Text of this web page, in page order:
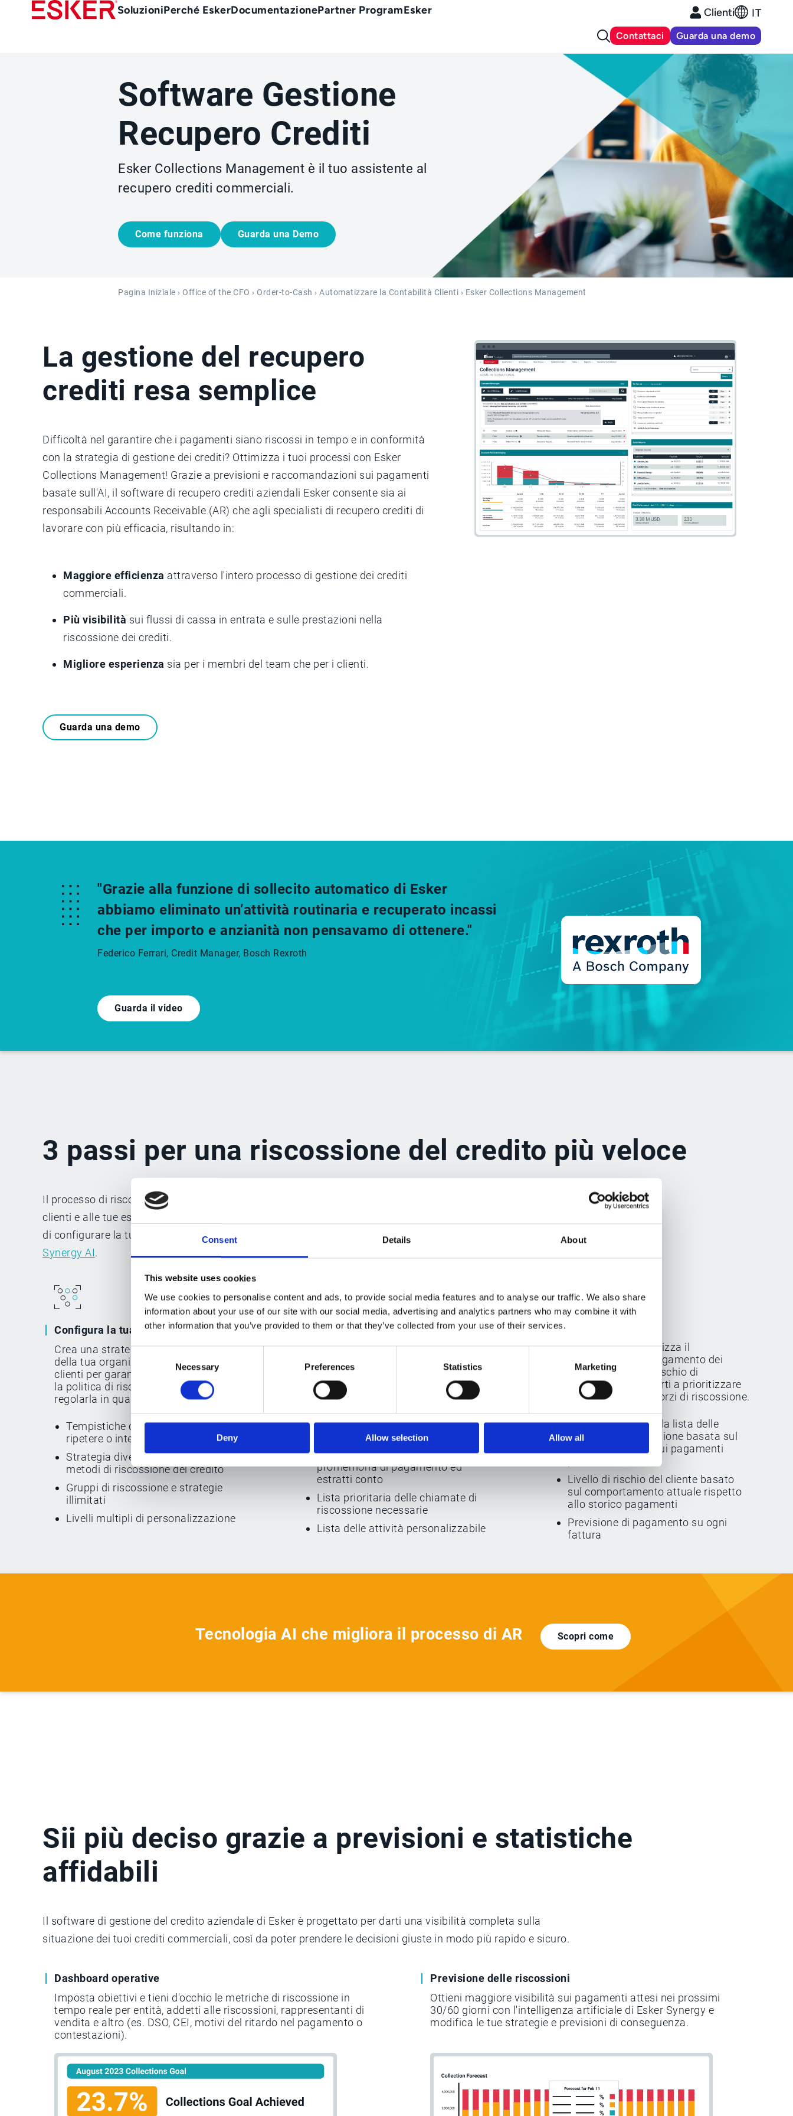
Consent Details About
This website uses cookies
We use cookies to personalise content and ads, to provide social media features and to analyse our traffic. We also share
information about your use of our site with our social media, advertising and analytics partners who may combine it with
other information that you’ve provided to them or that they’ve collected from your use of their services.
Selection
Necessary Preferences Statistics Marketing
Deny Allow selection Allow all
Main
SoluzioniPerché EskerDocumentazionePartner ProgramEsker Clienti IT
Contattaci Guarda una demo
Software Gestione
Recupero Crediti
Esker Collections Management è il tuo assistente al
recupero crediti commerciali.
Come funziona Guarda una Demo
Pagina Iniziale › Office of the CFO › Order-to-Cash › Automatizzare la Contabilità Clienti › Esker Collections Management
La gestione del recupero
crediti resa semplice
Difficoltà nel garantire che i pagamenti siano riscossi in tempo e in conformità
con la strategia di gestione dei crediti? Ottimizza i tuoi processi con Esker
Collections Management! Grazie a previsioni e raccomandazioni sui pagamenti
basate sull'AI, il software di recupero crediti aziendali Esker consente sia ai
responsabili Accounts Receivable (AR) che agli specialisti di recupero crediti di
lavorare con più efficacia, risultando in:
Maggiore efficienza attraverso l'intero processo di gestione dei crediti
commerciali.
Più visibilità sui flussi di cassa in entrata e sulle prestazioni nella
riscossione dei crediti.
Migliore esperienza sia per i membri del team che per i clienti.
Guarda una demo
"Grazie alla funzione di sollecito automatico di Esker
abbiamo eliminato un’attività routinaria e recuperato incassi
che per importo e anzianità non pensavamo di ottenere."
Federico Ferrari, Credit Manager, Bosch Rexroth
Guarda il video
3 passi per una riscossione del credito più veloce
Il processo di riscossione del credito più efficiente è quello che si adatta alla tua organizzazione, ai tuoi
clienti e alle tue esigenze uniche. Ecco perché il software di gestione del recupero crediti di Esker ti consente
di configurare la tua strategia e automatizzare le attività grazie alle previsioni e ai suggerimenti di
Synergy AI.
Configura la tua strategia
Crea una strategia in base alle esigenze
della tua organizzazione e ai profili dei
clienti per garantire la conformità con
la politica di riscossione del credito e
regolarla in qualsiasi momento.
Tempistiche configurabili per iniziare,
ripetere o interrompere le azioni
Strategia diversificata con molteplici
metodi di riscossione del credito
Gruppi di riscossione e strategie
illimitati
Livelli multipli di personalizzazione
Automatizza e assicura il tuo
processo di gestione recupero crediti
Esker Collections Management
automatizza le attività di riscossione
del credito di basso valore, per dare al
team il tempo per concentrarsi sui
clienti rischiosi o su compiti di
maggiore valore.
Consegna automatica di
promemoria di pagamento ed
estratti conto
Lista prioritaria delle chiamate di
riscossione necessarie
Lista delle attività personalizzabile
Fatti aiutare dall'AI!
Esker Synergy AIanalizza il
comportamento di pagamento dei
clienti per stimare il rischio di
inadempienza e aiutarti a prioritizzare
di conseguenza gli sforzi di riscossione.
Prioritizzazione della lista delle
chiamate di riscossione basata sul
livello di rischio e sui pagamenti
Livello di rischio del cliente basato
sul comportamento attuale rispetto
allo storico pagamenti
Previsione di pagamento su ogni
fattura
Tecnologia AI che migliora il processo di AR Scopri come
Sii più deciso grazie a previsioni e statistiche
affidabili
Il software di gestione del credito aziendale di Esker è progettato per darti una visibilità completa sulla
situazione dei tuoi crediti commerciali, così da poter prendere le decisioni giuste in modo più rapido e sicuro.
Dashboard operative
Imposta obiettivi e tieni d'occhio le metriche di riscossione in
tempo reale per entità, addetti alle riscossioni, rappresentanti di
vendita e altro (es. DSO, CEI, motivi del ritardo nel pagamento o
contestazioni).
Previsione delle riscossioni
Ottieni maggiore visibilità sui pagamenti attesi nei prossimi
30/60 giorni con l'intelligenza artificiale di Esker Synergy e
modifica le tue strategie e previsioni di conseguenza.